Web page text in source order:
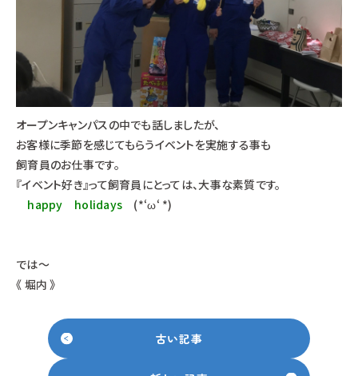
オープンキャンパスの中でも話しましたが、
お客様に季節を感じてもらうイベントを実施する事も
飼育員のお仕事です。
『イベント好き』って飼育員にとっては、大事な素質です。
happy holidays (*‘ω‘ *)
では～
《 堀内 》
古い記事